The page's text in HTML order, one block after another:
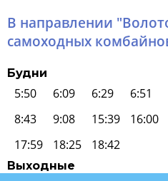
В направлении
самоходных
Будни
5:50 6:09 6:29 6:51
8:43
9:08 15:39 16:00
17:59
18:25 18:42
Выходные